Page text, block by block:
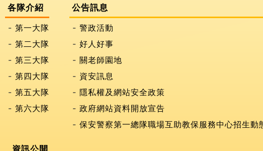
各隊介紹
第一大隊
第二大隊
第三大隊
第四大隊
第五大隊
第六大隊
公告訊息
警政活動
好人好事
關老師園地
資安訊息
隱私權及網站安全政策
政府網站資料開放宣告
保安警察第一總隊職場互助教保服務中心招生動